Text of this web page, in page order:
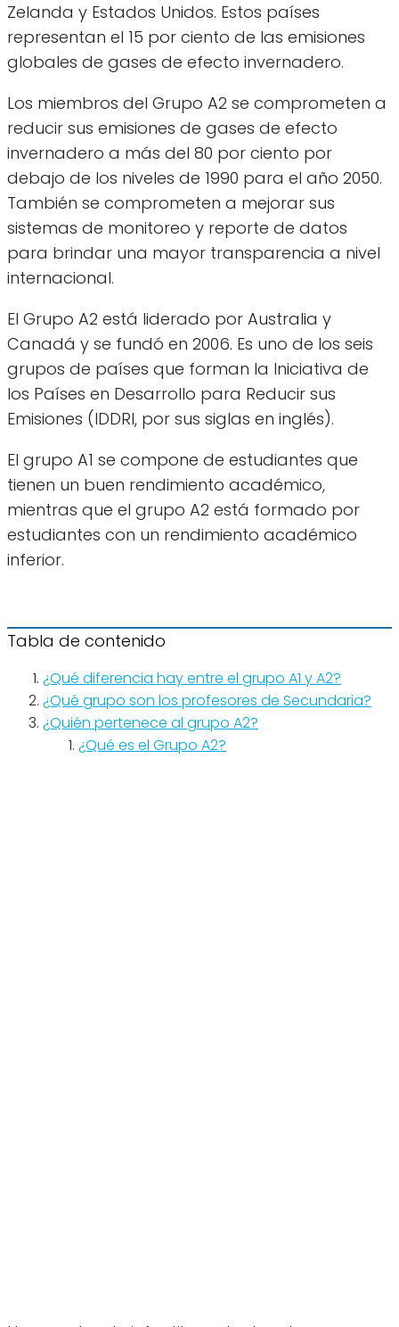
Zelanda y Estados Unidos. Estos países
representan el 15 por ciento de las emisiones
globales de gases de efecto invernadero.
Los miembros del Grupo A2 se comprometen a
reducir sus emisiones de gases de efecto
invernadero a más del 80 por ciento por
debajo de los niveles de 1990 para el año 2050.
También se comprometen a mejorar sus
sistemas de monitoreo y reporte de datos
para brindar una mayor transparencia a nivel
internacional.
El Grupo A2 está liderado por Australia y
Canadá y se fundó en 2006. Es uno de los seis
grupos de países que forman la Iniciativa de
los Países en Desarrollo para Reducir sus
Emisiones (IDDRI, por sus siglas en inglés).
El grupo A1 se compone de estudiantes que
tienen un buen rendimiento académico,
mientras que el grupo A2 está formado por
estudiantes con un rendimiento académico
inferior.
Tabla de contenido
¿Qué diferencia hay entre el grupo A1 y A2?
¿Qué grupo son los profesores de Secundaria?
¿Quién pertenece al grupo A2?
¿Qué es el Grupo A2?